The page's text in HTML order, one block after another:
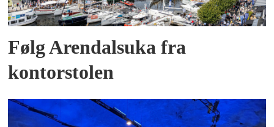
Følg Arendalsuka fra
kontorstolen